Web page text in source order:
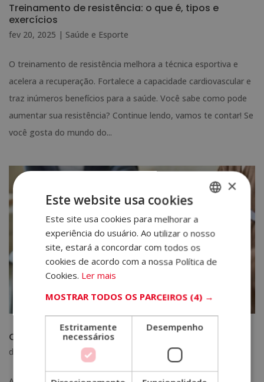
Treinamento de resistência: o que é, tipos e
exercícios
fev 20, 2025 | Saúde e Esporte
O treinamento de resistência melhora a técnica esportiva e
acelera a recuperação. Fortalece a capacidade cardiovascular e
traz inúmeros benefícios para a saúde. Você sabe como pode
aumentar sua resistência? Continue lendo, vamos te contar! Se
você gosta do mundo do...
O que faz um psicólogo holístico?
dez 24, 2024 Psicologia e Coaching
SPANISH
PORTUGUESE
×
Este website usa cookies
Este site usa cookies para melhorar a
experiência do usuário. Ao utilizar o nosso
site, estará a concordar com todos os
cookies de acordo com a nossa Política de
Cookies. Ler mais
MOSTRAR TODOS OS PARCEIROS (4) →
Estritamente
necessários
Desempenho